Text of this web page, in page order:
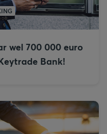
wel 700 000 euro
Bank!